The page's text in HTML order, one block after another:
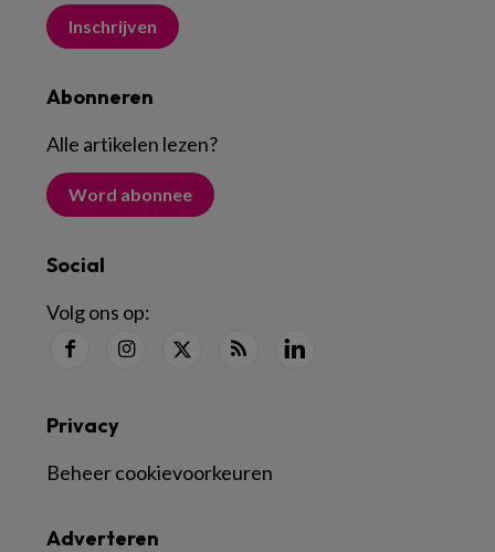
Inschrijven
Abonneren
Alle artikelen lezen?
Word abonnee
Social
Volg ons op:
Adverteren
Privacy
Beheer cookievoorkeuren